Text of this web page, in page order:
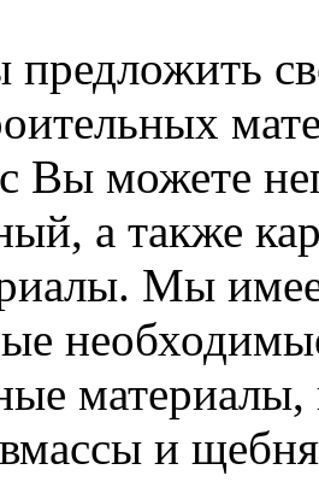
Вы можете
а также
Мы
материалы,
и